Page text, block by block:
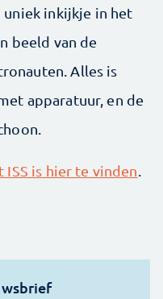
inkijkje in het
beeld van de
Alles is
apparatuur, en de
is hier te vinden